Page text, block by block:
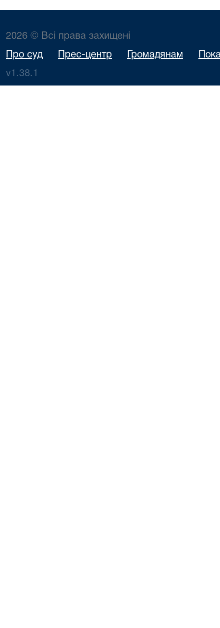
2026 © Всі права захищені
Про суд Прес-центр Громадянам
v1.38.1